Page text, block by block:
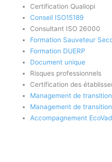
Certification Qualiopi
Conseil ISO15189
Consultant ISO 26000
Formation Sauveteur
Formation DUERP
Document unique
Risques professionnels
Certification des
Management de
Management de
Accompagnement